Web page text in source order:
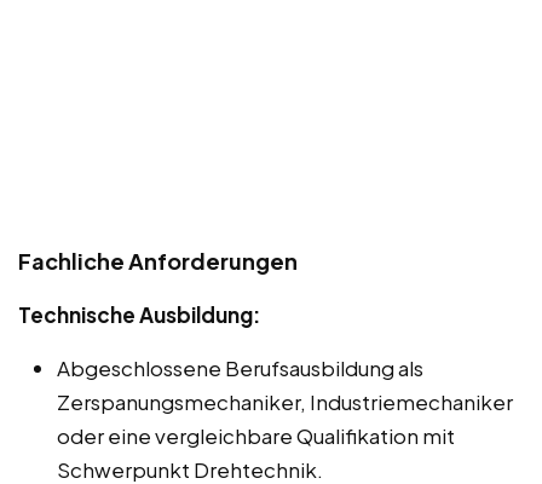
Fachliche Anforderungen
Technische Ausbildung:
Abgeschlossene Berufsausbildung als
Zerspanungsmechaniker, Industriemechaniker
oder eine vergleichbare Qualifikation mit
Schwerpunkt Drehtechnik.